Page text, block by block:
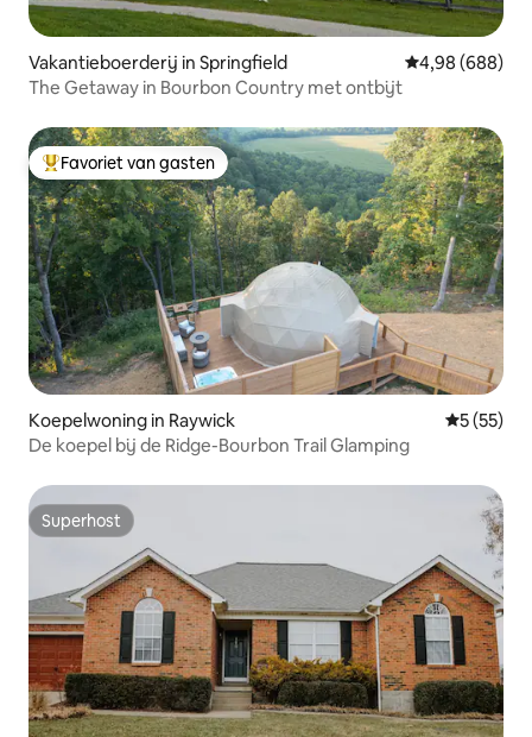
Vakantieboerderij in Springfield Gemiddelde
4,98 (688)
The Getaway in Bourbon Country met ontbijt
Topfavoriet van gasten
Favoriet van gasten
Koepelwoning in Raywick
5 (55)
De koepel bij de Ridge-Bourbon Trail Glamping
Superhost
Superhost